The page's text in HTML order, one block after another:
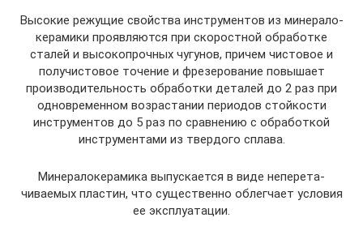
Высокие режущие свойства инструментов из минерало­
керамики проявляются при скоростной обработке
сталей и высокопрочных чугунов, причем чистовое и
получистовое точение и фрезерование повышает
производительность обработки деталей до 2 раз при
одновременном возраста­нии периодов стойкости
инструментов до 5 раз по сравнению с обработкой
инструментами из твердого сплава.
Минералокерамика выпускается в виде неперета­
чиваемых пластин, что существенно облегчает условия
ее эксплуатации.